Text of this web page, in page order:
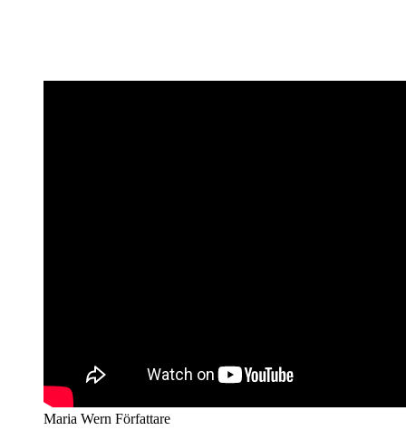
Maria Wern Författare